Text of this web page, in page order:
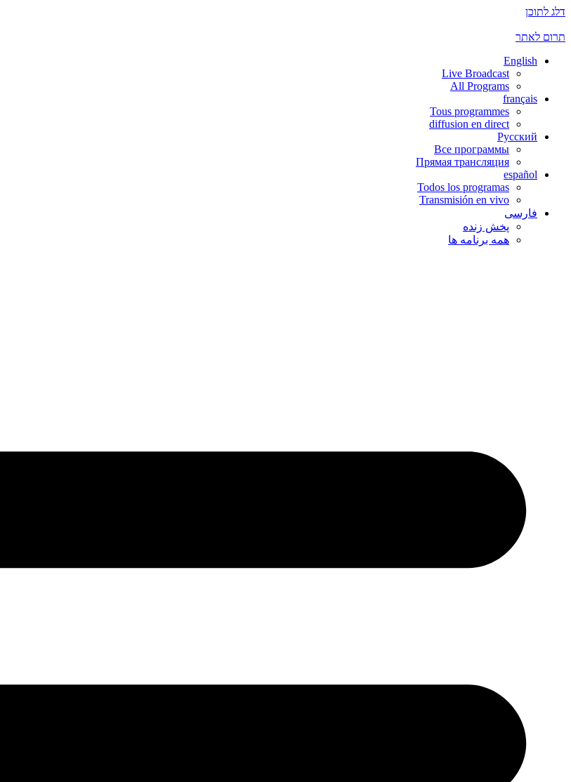
דלג לתוכן
תרום לאתר
English
Live Broadcast
All Programs
français
Tous programmes
diffusion en direct
Русский
Все программы
Прямая трансляция
español
Todos los programas
Transmisión en vivo
فارسی
پخش زنده
همه برنامه ها